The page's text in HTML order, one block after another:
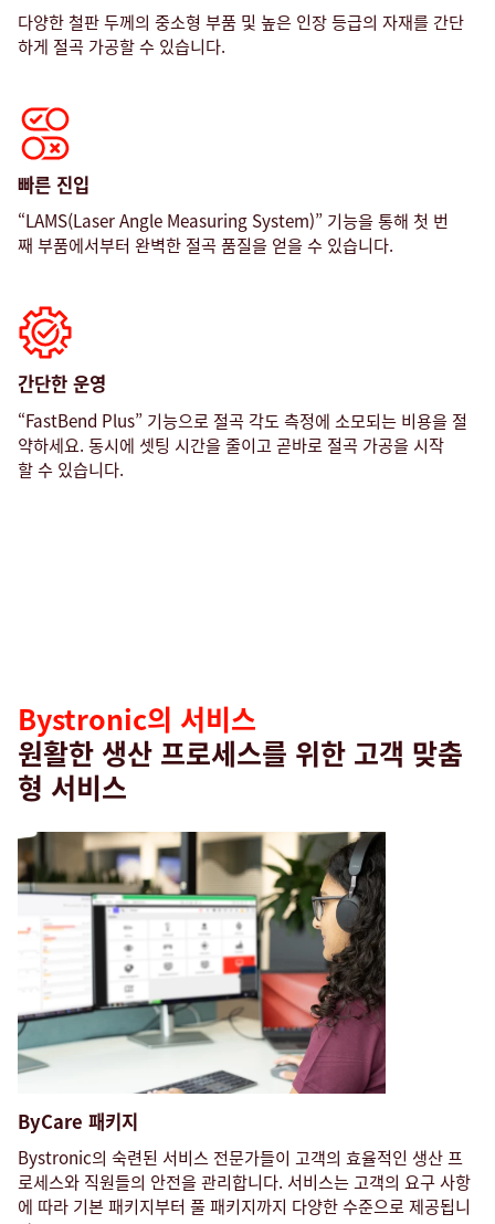
다양한 철판 두께의 중소형 부품 및 높은 인장 등급의 자재를 간단
하게 절곡 가공할 수 있습니다.
빠른 진입
“LAMS(Laser Angle Measuring System)” 기능을 통해 첫 번
째 부품에서부터 완벽한 절곡 품질을 얻을 수 있습니다.
간단한 운영
“FastBend Plus” 기능으로 절곡 각도 측정에 소모되는 비용을 절
약하세요. 동시에 셋팅 시간을 줄이고 곧바로 절곡 가공을 시작
할 수 있습니다.
Service
Bystronic의 서비스
원활한 생산 프로세스를 위한 고객 맞춤
형 서비스
ByCare 패키지
Bystronic의 숙련된 서비스 전문가들이 고객의 효율적인 생산 프
로세스와 직원들의 안전을 관리합니다. 서비스는 고객의 요구 사항
에 따라 기본 패키지부터 풀 패키지까지 다양한 수준으로 제공됩니